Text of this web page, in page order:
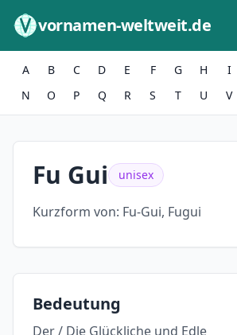
vornamen-weltweit.de
A B C D E F G H I
N
O P Q R S T U V
Fu Gui unisex
Kurzform von: Fu-Gui, Fugui
Bedeutung
Der / Die Glückliche und Edle